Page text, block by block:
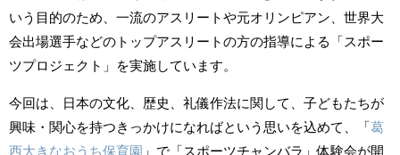
いう目的のため、一流のアスリートや元オリンピアン、世界大
会出場選手などのトップアスリートの方の指導による「スポー
ツプロジェクト」を実施しています。
今回は、日本の文化、歴史、礼儀作法に関して、子どもたちが
興味・関心を持つきっかけになればという思いを込めて、「葛
西大きなおうち保育園 」で「スポーツチャンバラ」体験会が開